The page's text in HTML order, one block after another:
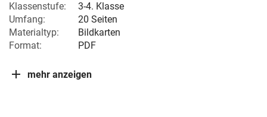
Klassenstufe:
3-4. Klasse
Umfang:
20 Seiten
Materialtyp:
Bildkarten
Format:
PDF
mehr anzeigen